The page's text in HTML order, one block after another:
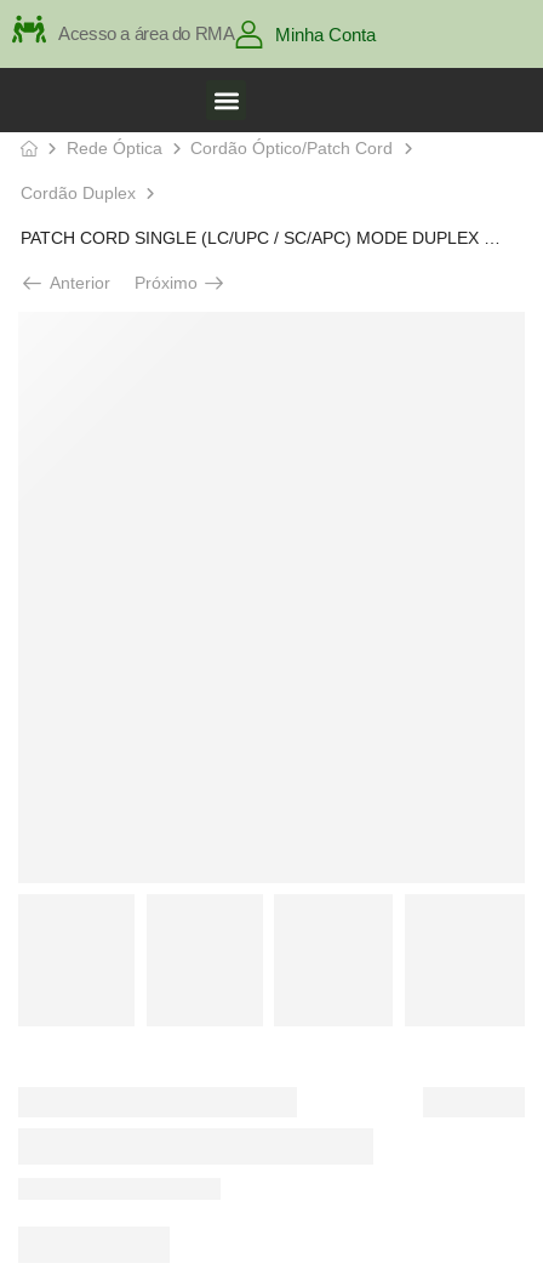
Acesso a área do RMA Minha Conta
Rede Óptica Cordão Óptico/Patch Cord
Cordão Duplex
Anterior Próximo